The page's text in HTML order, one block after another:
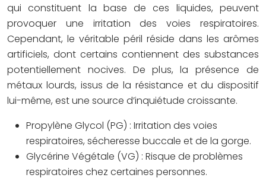
qui constituent la base de ces liquides, peuvent
provoquer une irritation des voies respiratoires.
Cependant, le véritable péril réside dans les arômes
artificiels, dont certains contiennent des substances
potentiellement nocives. De plus, la présence de
métaux lourds, issus de la résistance et du dispositif
lui-même, est une source d’inquiétude croissante.
Propylène Glycol (PG) : Irritation des voies
respiratoires, sécheresse buccale et de la gorge.
Glycérine Végétale (VG) : Risque de problèmes
respiratoires chez certaines personnes.